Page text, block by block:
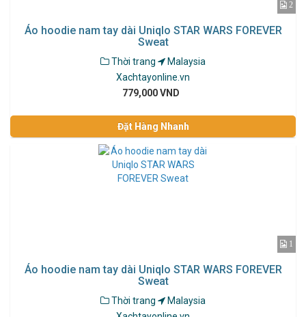
2
Áo hoodie nam tay dài Uniqlo STAR WARS FOREVER
Sweat
Thời trang
Malaysia
Xachtayonline.vn
779,000 VND
Đặt Hàng Nhanh
1
Áo hoodie nam tay dài Uniqlo STAR WARS FOREVER
Sweat
Thời trang
Malaysia